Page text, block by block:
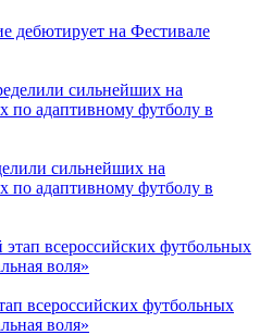
дебютирует на Фестивале
сильнейших на
по адаптивному футболу в
всероссийских футбольных
воля»